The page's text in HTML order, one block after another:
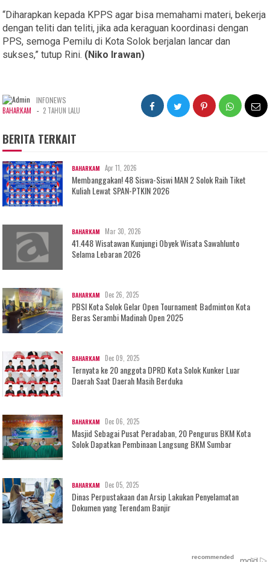
“Diharapkan kepada KPPS agar bisa memahami materi, bekerja
dengan teliti dan teliti, jika ada keraguan koordinasi dengan
PPS, semoga Pemilu di Kota Solok berjalan lancar dan
sukses,” tutup Rini. (Niko Irawan)
INFONEWS
BAHARKAM - 2 TAHUN LALU
BERITA TERKAIT
BAHARKAM Apr 11, 2026
Membanggakan! 48 Siswa-Siswi MAN 2 Solok Raih Tiket
Kuliah Lewat SPAN-PTKIN 2026
BAHARKAM Mar 30, 2026
41.448 Wisatawan Kunjungi Obyek Wisata Sawahlunto
Selama Lebaran 2026
BAHARKAM Dec 26, 2025
PBSI Kota Solok Gelar Open Tournament Badminton Kota
Beras Serambi Madinah Open 2025
BAHARKAM Dec 09, 2025
Ternyata ke 20 anggota DPRD Kota Solok Kunker Luar
Daerah Saat Daerah Masih Berduka
BAHARKAM Dec 06, 2025
Masjid Sebagai Pusat Peradaban, 20 Pengurus BKM Kota
Solok Dapatkan Pembinaan Langsung BKM Sumbar
BAHARKAM Dec 05, 2025
Dinas Perpustakaan dan Arsip Lakukan Penyelamatan
Dokumen yang Terendam Banjir